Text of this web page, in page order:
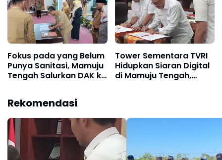
Fokus pada yang Belum
Punya Sanitasi, Mamuju
Tengah Salurkan DAK ke
Tower Sementara TVRI
Hidupkan Siaran Digital
di Mamuju Tengah,
Rekomendasi